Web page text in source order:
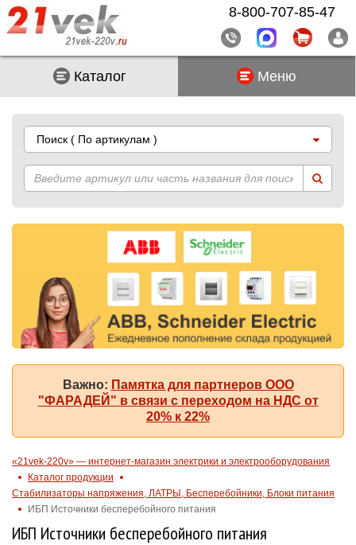
Каталог Меню
Поиск ( По артикулам )
Важно: Памятка для партнеров ООО
"ФАРАДЕЙ" в связи с переходом на НДС от
20% к 22%
«21vek-220v» — интернет-магазин электрики и электрооборудования
Каталог продукции
Стабилизаторы напряжения, ЛАТРЫ, Бесперебойники, Блоки питания
ИБП Источники бесперебойного питания
ИБП Источники бесперебойного питания
8-800-707-85-47